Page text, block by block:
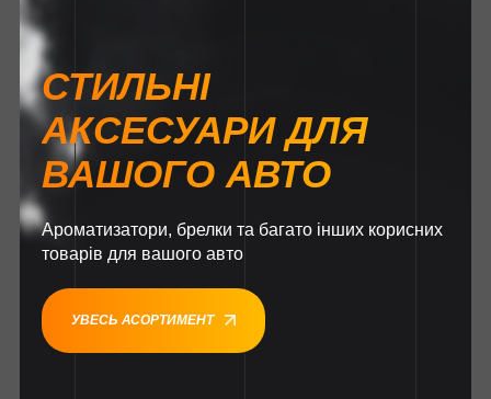
СТИЛЬНІ
АКСЕСУАРИ ДЛЯ
ВАШОГО АВТО
Ароматизатори, брелки та багато інших корисних
товарів для вашого авто
УВЕСЬ АСОРТИМЕНТ